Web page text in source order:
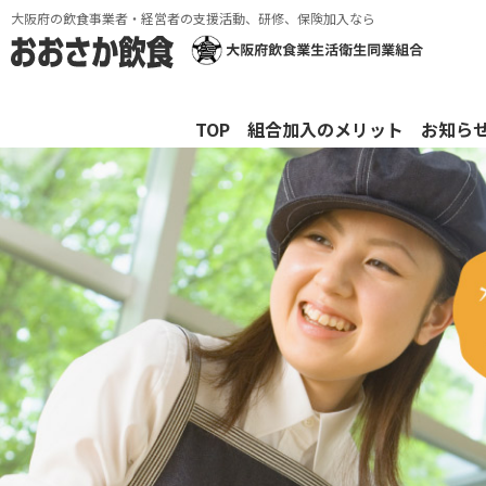
大阪府の飲食事業者・経営者の支援活動、研修、保険加入なら
TOP 組合加入のメリット お知ら